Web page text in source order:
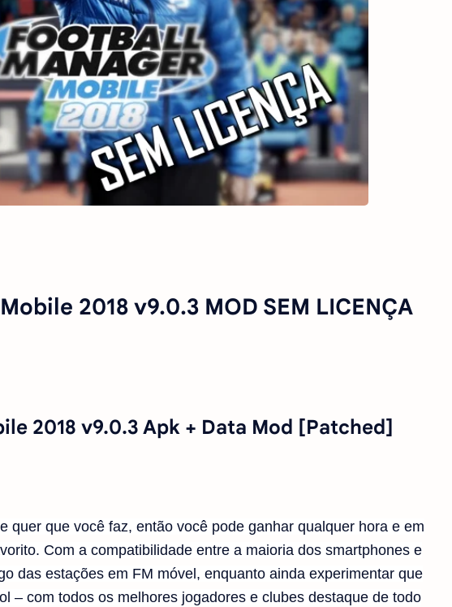
2018 v9.0.3 MOD SEM LICENÇA
2018 v9.0.3 Apk + Data Mod [Patched]
quer que você faz, então você pode ganhar qualquer hora e em
Com a compatibilidade entre a maioria dos smartphones e
das estações em FM móvel, enquanto ainda experimentar que
– com todos os melhores jogadores e clubes destaque de todo